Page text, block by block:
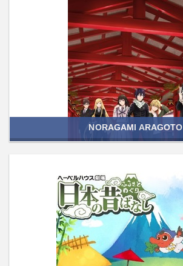
NORAGAMI ARAGOTO